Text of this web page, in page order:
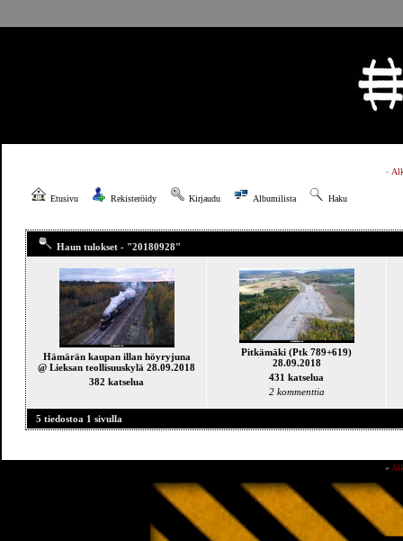
»
Etusivu Rekisteröidy Kirjaudu Albumilista Haku
Haun tulokset - "20180928"
Hämärän kaupan illan höyryjuna
@ Lieksan teollisuuskylä 28.09.2018
382 katselua
Pitkämäki (Ptk 789+619)
28.09.2018
431 katselua
2 kommenttia
5 tiedostoa 1 sivulla
»